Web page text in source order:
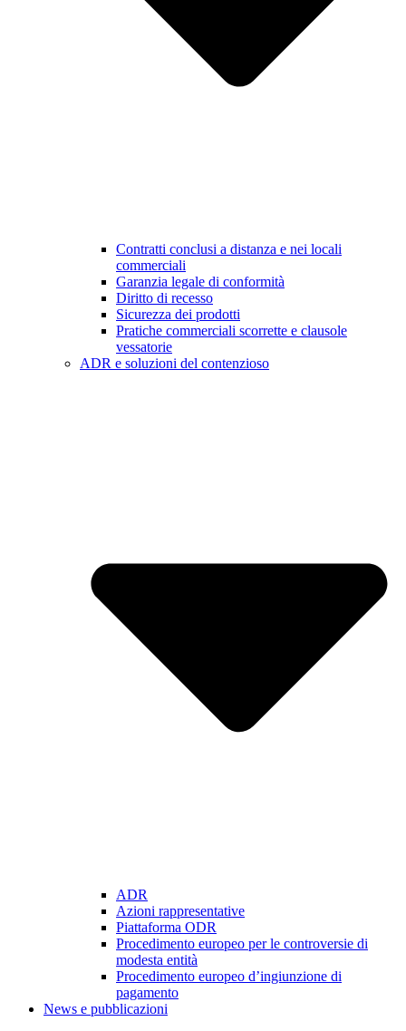
Contratti conclusi a distanza e nei locali
commerciali
Garanzia legale di conformità
Diritto di recesso
Sicurezza dei prodotti
Pratiche commerciali scorrette e clausole
vessatorie
ADR e soluzioni del contenzioso
ADR
Azioni rappresentative
Piattaforma ODR
Procedimento europeo per le controversie di
modesta entità
Procedimento europeo d’ingiunzione di
pagamento
News e pubblicazioni